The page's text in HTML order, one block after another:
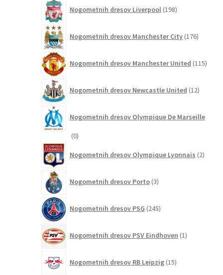
Nogometnih dresov Liverpool 198izdelkov
Nogometnih dresov Manchester City 176izdelkov
Nogometnih dresov Manchester United 115
Nogometnih dresov Newcastle United 12izdelkov
Nogometnih dresov Olympique De Marseille
00
Nogometnih dresov Olympique Lyonnais 2izdelka
Nogometnih dresov Porto 3izdelki
Nogometnih dresov PSG 245izdelkov
Nogometnih dresov PSV Eindhoven 1izdelek
Nogometnih dresov RB Leipzig 15izdelkov